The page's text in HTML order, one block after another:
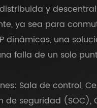
y
ya sea para
dinámicas, una
falla de un solo
Sala de control,
de seguridad (SOC),